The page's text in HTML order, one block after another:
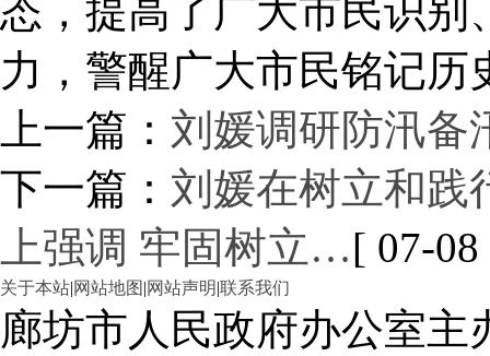
态，提高了广大市民识别
力，警醒广大市民铭记
上一篇： 刘媛调研防汛备
下一篇： 刘媛在树立和践
上强调 牢固树立…[ 07-
关于本站|网站地图 |网站声明|联系我们
廊坊市人民政府办公室